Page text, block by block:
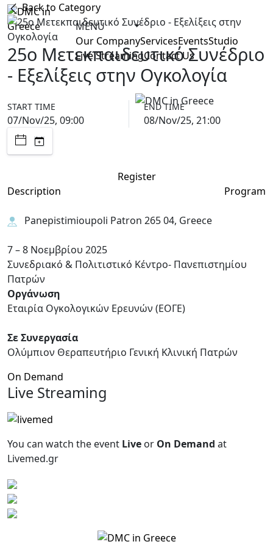
MENU
Our CompanyServicesEventsStudio
Live StreamingContact Us
Back to Category
25ο Μετεκπαιδευτικό Συνέδριο
- Εξελίξεις στην Ογκολογία
START TIME
07/Nov/25, 09:00
END TIME
08/Nov/25, 21:00
Register
Description
Program
Panepistimioupoli Patron 265 04, Greece
7 – 8 Νοεμβρίου 2025
Συνεδριακό & Πολιτιστικό Κέντρο- Πανεπιστημίου
Πατρών
Οργάνωση
Εταιρία Ογκολογικών Ερευνών (ΕΟΓΕ)
Σε Συνεργασία
Ολύμπιον Θεραπευτήριο Γενική Κλινική Πατρών
On Demand
Live Streaming
You can watch the event Live or On Demand at
Livemed.gr